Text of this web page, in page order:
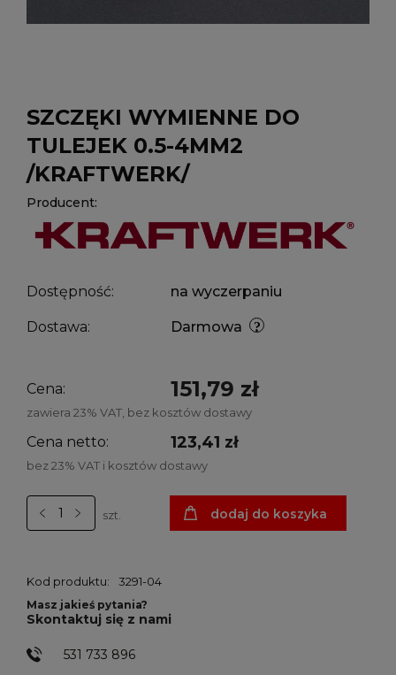
SZCZĘKI WYMIENNE DO
TULEJEK 0.5-4MM2
/KRAFTWERK/
Producent:
Dostępność: na wyczerpaniu
Dostawa: Darmowa
Cena: 151,79 zł
zawiera 23% VAT, bez kosztów dostawy
Cena netto: 123,41 zł
bez 23% VAT i kosztów dostawy
szt. dodaj do koszyka
Kod produktu: 3291-04
Masz jakieś pytania?
Skontaktuj się z nami
531 733 896